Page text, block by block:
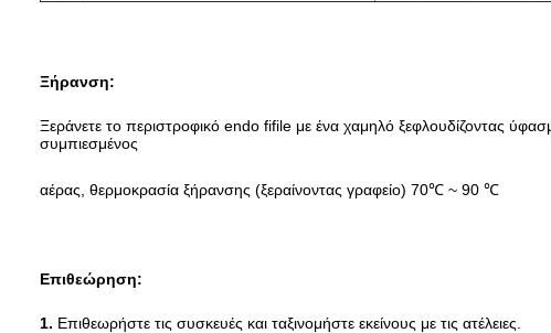
Ξήρανση:
Ξεράνετε το περιστροφικό endo fifile με ένα χαμηλό ξεφλουδίζοντας
συμπιεσμένος
αέρας, θερμοκρασία ξήρανσης (ξεραίνοντας γραφείο) 70℃ ~ 90 ℃
Επιθεώρηση:
1. Επιθεωρήστε τις συσκευές και ταξινομήστε εκείνους με τις ατέλειες.